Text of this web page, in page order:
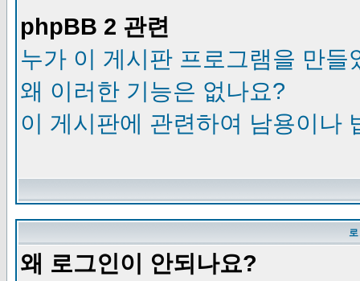
phpBB 2 관련
누가 이 게시판 프로그램을 만들
왜 이러한 기능은 없나요?
이 게시판에 관련하여 남용이나
왜 로그인이 안되나요?